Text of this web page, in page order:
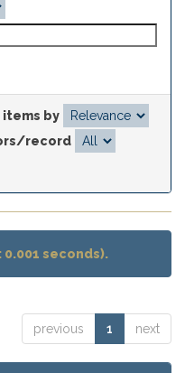
items by
record
0.001 seconds).
previous 1 next